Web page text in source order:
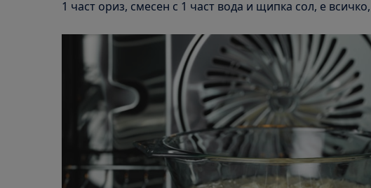
1 част ориз, смесен с 1 част вода и щипка сол, е